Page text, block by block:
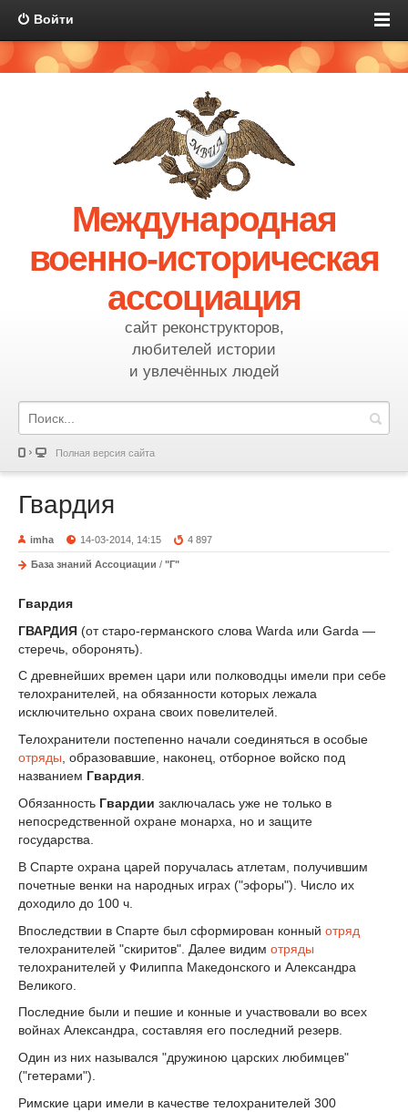
Войти
Международная
военно-историческая
ассоциация
сайт реконструкторов,
любителей истории
и увлечённых людей
Полная версия сайта
Гвардия
imha 14-03-2014, 14:15 4 897
База знаний Ассоциации / "Г"
Гвардия
ГВАРДИЯ (от старо-германского слова Warda или Garda —
стеречь, оборонять).
С древнейших времен цари или полководцы имели при себе
телохранителей, на обязанности которых лежала
исключительно охрана своих повелителей.
Телохранители постепенно начали соединяться в особые
отряды , образовавшие, наконец, отборное войско под
названием Гвардия
Обязанность Гвардии заключалась уже не только в
непосредственной охране монарха, но и защите
государства.
В Спарте охрана царей поручалась атлетам, получившим
почетные венки на народных играх ("эфоры"). Число их
доходило до 100 ч.
Впоследствии в Спарте был сформирован конный отряд
телохранителей "скиритов". Далее видим отряды
телохранителей у Филиппа Македонского и Александра
Великого.
Последние были и пешие и конные и участвовали во всех
войнах Александра, составляя его последний резерв.
Один из них назывался "дружиною царских любимцев"
("гетерами").
Римские цари имели в качестве телохранителей 300